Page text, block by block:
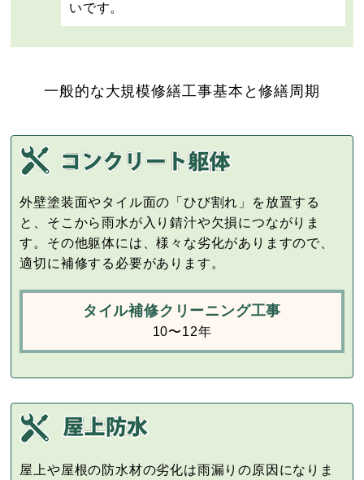
いです。
一般的な大規模修繕工事基本と修繕周期
外壁塗装面やタイル面の「ひび割れ」を放置する
と、そこから雨水が入り錆汁や欠損につながりま
す。その他躯体には、様々な劣化がありますので、
適切に補修する必要があります。
タイル補修クリーニング工事
10〜12年
屋上や屋根の防水材の劣化は雨漏りの原因になりま